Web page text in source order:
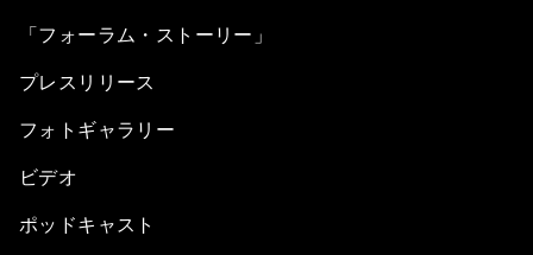
「フォーラム・ストーリー」
プレスリリース
フォトギャラリー
ビデオ
ポッドキャスト